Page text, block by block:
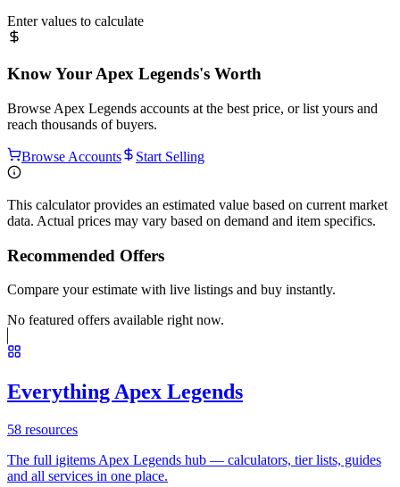
Enter values to calculate
Know Your Apex Legends's Worth
Browse Apex Legends accounts at the best price, or list yours and
reach thousands of buyers.
Browse Accounts Start Selling
This calculator provides an estimated value based on current market
data. Actual prices may vary based on demand and item specifics.
Recommended Offers
Compare your estimate with live listings and buy instantly.
No featured offers available right now.
Everything Apex Legends
58 resources
The full igitems Apex Legends hub — calculators, tier lists, guides
and all services in one place.